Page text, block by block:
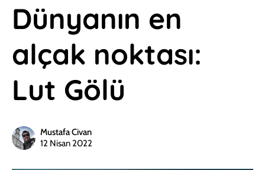
Dünyanın en
alçak noktası:
Lut Gölü
Mustafa Civan
12 Nisan 2022